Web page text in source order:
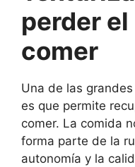
perder
comer
Una de las
es que permite
comer. La comida
forma parte de la
autonomía y la